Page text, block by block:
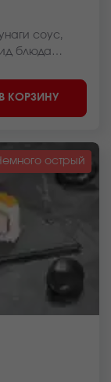
соус,
блюда
В КОРЗИНУ
острый